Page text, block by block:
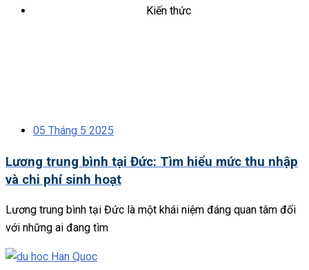
Kiến thức
05 Tháng 5 2025
Lương trung bình tại Đức: Tìm hiểu mức thu nhập
và chi phí sinh hoạt
Lương trung bình tại Đức là một khái niệm đáng quan tâm đối
với những ai đang tìm